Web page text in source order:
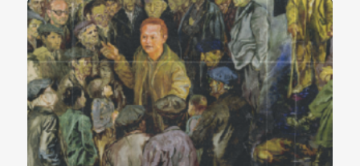
schiattare i signori nel sonno”.